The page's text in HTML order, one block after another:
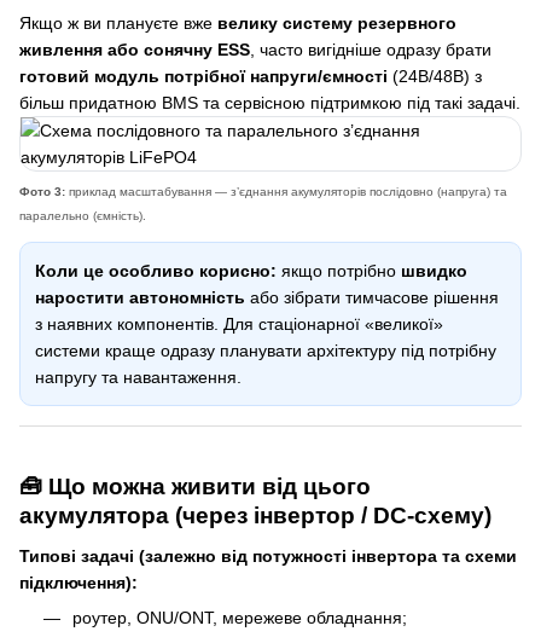
Якщо ж ви плануєте вже велику систему резервного
живлення або сонячну ESS , часто вигідніше одразу брати
готовий модуль потрібної напруги/ємності (24В/48В) з
більш придатною BMS та сервісною підтримкою під такі задачі.
Фото 3: приклад масштабування — з’єднання акумуляторів послідовно (напруга) та
паралельно (ємність).
Коли це особливо корисно: якщо потрібно швидко
наростити автономність або зібрати тимчасове рішення
з наявних компонентів. Для стаціонарної «великої»
системи краще одразу планувати архітектуру під потрібну
напругу та навантаження.
🧰 Що можна живити від цього
акумулятора (через інвертор / DC-схему)
Типові задачі (залежно від потужності інвертора та схеми
підключення):
роутер, ONU/ONT, мережеве обладнання;